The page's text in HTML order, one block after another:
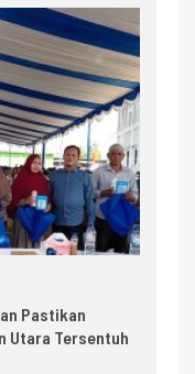
Pastikan
Utara Tersentuh